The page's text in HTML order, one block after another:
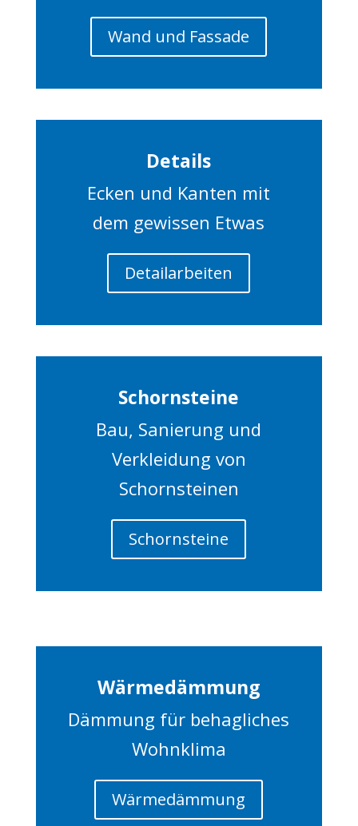
Wand und Fassade
Details
Ecken und Kanten mit
dem gewissen Etwas
Detailarbeiten
Schornsteine
Bau, Sanierung und
Verkleidung von
Schornsteinen
Schornsteine
Wärmedämmung
Dämmung für behagliches
Wohnklima
Wärmedämmung